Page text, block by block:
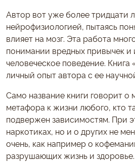
Автор вот уже более тридцати
нейрофизиологией, пытаясь
влияет на мозг. Эта работа
понимании вредных привычек и
человеческое поведение.
личный опыт автора с ее
Само название книги говорит о
метафора к жизни любого, кто
подвержен зависимостям. При
наркотиках, но и о других не
очень, как например о
разрушающих жизнь и здоровье.